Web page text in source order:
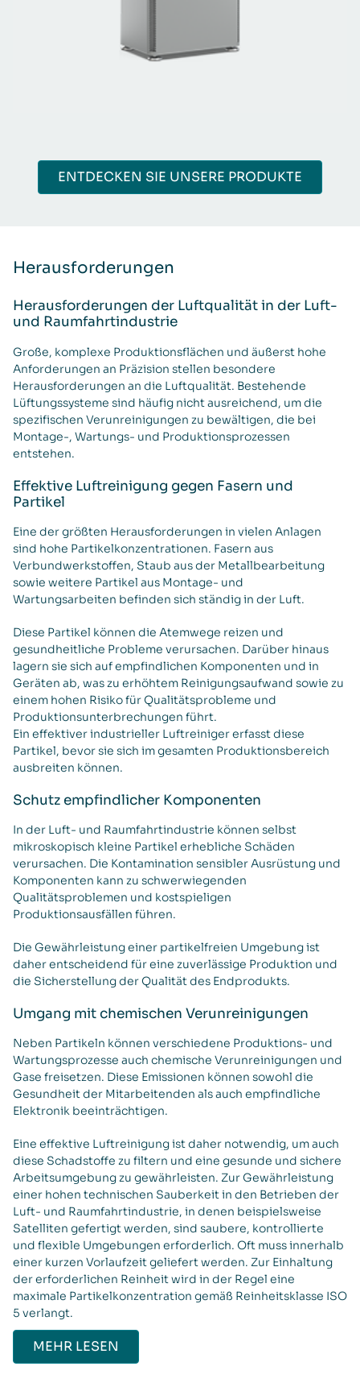
ENTDECKEN SIE UNSERE PRODUKTE
Herausforderungen
Herausforderungen der Luftqualität in der Luft-
und Raumfahrtindustrie
Große, komplexe Produktionsflächen und äußerst hohe
Anforderungen an Präzision stellen besondere
Herausforderungen an die Luftqualität. Bestehende
Lüftungssysteme sind häufig nicht ausreichend, um die
spezifischen Verunreinigungen zu bewältigen, die bei
Montage-, Wartungs- und Produktionsprozessen
entstehen.
Effektive Luftreinigung gegen Fasern und
Partikel
Eine der größten Herausforderungen in vielen Anlagen
sind hohe Partikelkonzentrationen. Fasern aus
Verbundwerkstoffen, Staub aus der Metallbearbeitung
sowie weitere Partikel aus Montage- und
Wartungsarbeiten befinden sich ständig in der Luft.
Diese Partikel können die Atemwege reizen und
gesundheitliche Probleme verursachen. Darüber hinaus
lagern sie sich auf empfindlichen Komponenten und in
Geräten ab, was zu erhöhtem Reinigungsaufwand sowie zu
einem hohen Risiko für Qualitätsprobleme und
Produktionsunterbrechungen führt.
Ein effektiver industrieller Luftreiniger erfasst diese
Partikel, bevor sie sich im gesamten Produktionsbereich
ausbreiten können.
Schutz empfindlicher Komponenten
In der Luft- und Raumfahrtindustrie können selbst
mikroskopisch kleine Partikel erhebliche Schäden
verursachen. Die Kontamination sensibler Ausrüstung und
Komponenten kann zu schwerwiegenden
Qualitätsproblemen und kostspieligen
Produktionsausfällen führen.
Die Gewährleistung einer partikelfreien Umgebung ist
daher entscheidend für eine zuverlässige Produktion und
die Sicherstellung der Qualität des Endprodukts.
Umgang mit chemischen Verunreinigungen
Neben Partikeln können verschiedene Produktions- und
Wartungsprozesse auch chemische Verunreinigungen und
Gase freisetzen. Diese Emissionen können sowohl die
Gesundheit der Mitarbeitenden als auch empfindliche
Elektronik beeinträchtigen.
Eine effektive Luftreinigung ist daher notwendig, um auch
diese Schadstoffe zu filtern und eine gesunde und sichere
Arbeitsumgebung zu gewährleisten. Zur Gewährleistung
einer hohen technischen Sauberkeit in den Betrieben der
Luft- und Raumfahrtindustrie, in denen beispielsweise
Satelliten gefertigt werden, sind saubere, kontrollierte
und flexible Umgebungen erforderlich. Oft muss innerhalb
einer kurzen Vorlaufzeit geliefert werden. Zur Einhaltung
der erforderlichen Reinheit wird in der Regel eine
maximale Partikelkonzentration gemäß Reinheitsklasse ISO
5 verlangt.
MEHR LESEN